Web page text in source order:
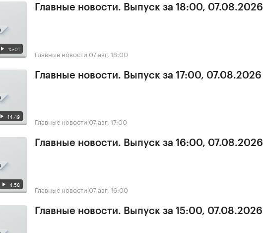
15:01
Главные новости. Выпуск за 18:00, 07.08.2026
Главные новости 07 авг, 18:00
14:49
Главные новости. Выпуск за 17:00, 07.08.2026
Главные новости 07 авг, 17:00
4:58
Главные новости. Выпуск за 16:00, 07.08.2026
Главные новости 07 авг, 16:00
Главные новости. Выпуск за 15:00, 07.08.2026